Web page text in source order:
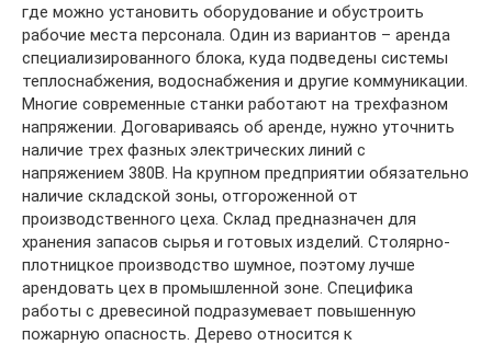
где можно установить оборудование и обустроить
рабочие места персонала. Один из вариантов – аренда
специализированного блока, куда подведены системы
теплоснабжения, водоснабжения и другие коммуникации.
Многие современные станки работают на трехфазном
напряжении. Договариваясь об аренде, нужно уточнить
наличие трех фазных электрических линий с
напряжением 380В. На крупном предприятии обязательно
наличие складской зоны, отгороженной от
производственного цеха. Склад предназначен для
хранения запасов сырья и готовых изделий. Столярно-
плотницкое производство шумное, поэтому лучше
арендовать цех в промышленной зоне. Специфика
работы с древесиной подразумевает повышенную
пожарную опасность. Дерево относится к